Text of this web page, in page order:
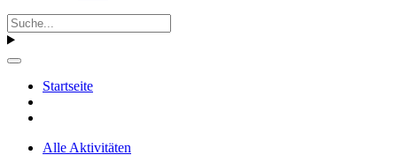
Startseite
Alle Aktivitäten